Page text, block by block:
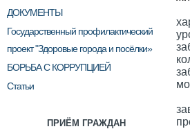
ДОКУМЕНТЫ
Государственный профилактический
проект "Здоровые города и посёлки»
БОРЬБА С КОРРУПЦИЕЙ
Статьи
ПРИЁМ ГРАЖДАН